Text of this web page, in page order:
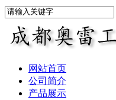
网站首页
公司简介
产品展示